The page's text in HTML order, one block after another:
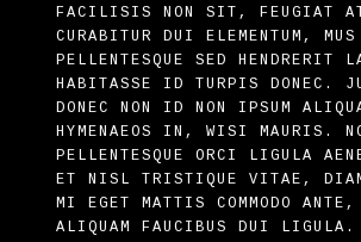
FACILISIS NON SIT, FEUGIAT
CURABITUR DUI ELEMENTUM, MUS
PELLENTESQUE SED HENDRERIT
HABITASSE ID TURPIS DONEC.
DONEC NON ID NON IPSUM
HYMENAEOS IN, WISI MAURIS.
PELLENTESQUE ORCI LIGULA
ET NISL TRISTIQUE VITAE,
MI EGET MATTIS COMMODO ANTE,
ALIQUAM FAUCIBUS DUI LIGULA.